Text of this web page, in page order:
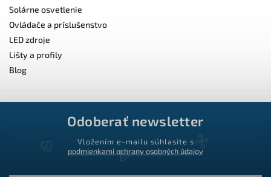
Solárne osvetlenie
Ovládače a príslušenstvo
LED zdroje
Lišty a profily
Blog
Odoberať newsletter
Vložením e-mailu súhlasíte s
podmienkami ochrany osobných údajov